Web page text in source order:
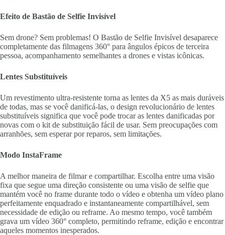
Efeito de Bastão de Selfie Invisível
Sem drone? Sem problemas! O Bastão de Selfie Invisível desaparece
completamente das filmagens 360° para ângulos épicos de terceira
pessoa, acompanhamento semelhantes a drones e vistas icônicas.
Lentes Substituíveis
Um revestimento ultra-resistente torna as lentes da X5 as mais duráveis
de todas, mas se você danificá-las, o design revolucionário de lentes
substituíveis significa que você pode trocar as lentes danificadas por
novas com o kit de substituição fácil de usar. Sem preocupações com
arranhões, sem esperar por reparos, sem limitações.
Modo InstaFrame
A melhor maneira de filmar e compartilhar. Escolha entre uma visão
fixa que segue uma direção consistente ou uma visão de selfie que
mantém você no frame durante todo o vídeo e obtenha um vídeo plano
perfeitamente enquadrado e instantaneamente compartilhável, sem
necessidade de edição ou reframe. Ao mesmo tempo, você também
grava um vídeo 360° completo, permitindo reframe, edição e encontrar
aqueles momentos inesperados.